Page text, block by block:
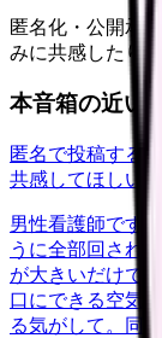
匿名化・公開承
みに共感したり
本音箱の近い
匿名で投稿する
共感してほしい
男性看護師です
うに全部回され
が大きいだけで
口にできる空気
る気がして。同